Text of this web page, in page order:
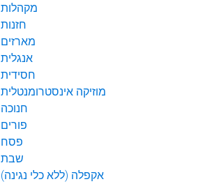
מקהלות
חזנות
מארזים
אנגלית
חסידית
מוזיקה אינסטרומנטלית
חנוכה
פורים
פסח
שבת
אקפלה (ללא כלי נגינה)